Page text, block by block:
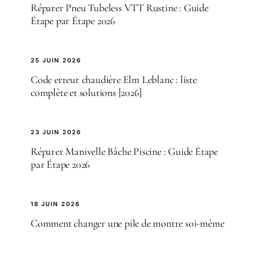
Réparer Pneu Tubeless VTT Rustine : Guide
Étape par Étape 2026
25 JUIN 2026
Code erreur chaudière Elm Leblanc : liste
complète et solutions [2026]
23 JUIN 2026
Réparer Manivelle Bâche Piscine : Guide Étape
par Étape 2026
18 JUIN 2026
Comment changer une pile de montre soi-même